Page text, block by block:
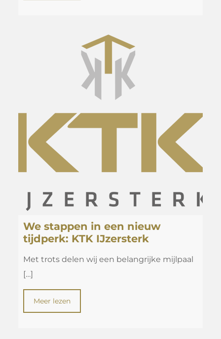
We stappen in een nieuw
tijdperk: KTK IJzersterk
Met trots delen wij een belangrijke mijlpaal
[…]
Meer lezen